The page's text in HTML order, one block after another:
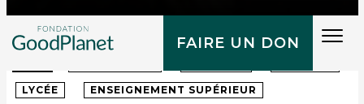
FAIRE UN DON
LYCÉE ENSEIGNEMENT SUPÉRIEUR